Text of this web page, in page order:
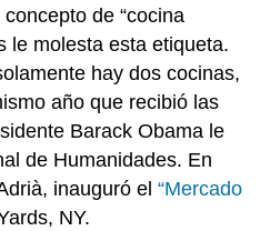
de “cocina
le molesta esta etiqueta.
hay dos cocinas,
año que recibió las
Barack Obama le
de Humanidades. En
inauguró el“Mercado
NY.